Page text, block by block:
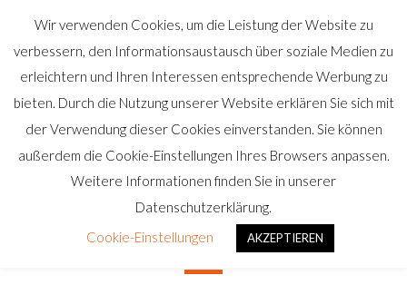
SITEMAP
Wir verwenden Cookies, um die Leistung der Website zu
verbessern, den Informationsaustausch über soziale Medien zu
erleichtern und Ihren Interessen entsprechende Werbung zu
bieten. Durch die Nutzung unserer Website erklären Sie sich mit
der Verwendung dieser Cookies einverstanden. Sie können
außerdem die Cookie-Einstellungen Ihres Browsers anpassen.
Weitere Informationen finden Sie in unserer
Datenschutzerklärung.
Cookie-Einstellungen
AKZEPTIEREN